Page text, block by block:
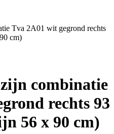
Tva 2A01 wit gegrond rechts
cm)
combinatie
rechts 93
56 x 90 cm)